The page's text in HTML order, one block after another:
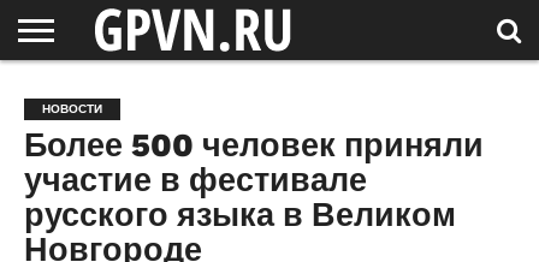
ОБЛАСТЬ
НОВОСТИ
СОСЕДЕЙ
РОССИЯ
/ МИР
СПЕЦПРОЕКТЫ
БЛОГ
СТАТЬИ
ФОТОРЕПОРТАЖИ
ИНТЕРВЬЮ
ОБЪЕКТЫ
ПОДБОРКИ
НОВОСТИ
Более 500 человек приняли
участие в фестивале
русского языка в Великом
Новгороде